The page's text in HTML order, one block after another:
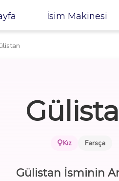
İsim Makinesi
Kız Farsça
Gülistan İsminin